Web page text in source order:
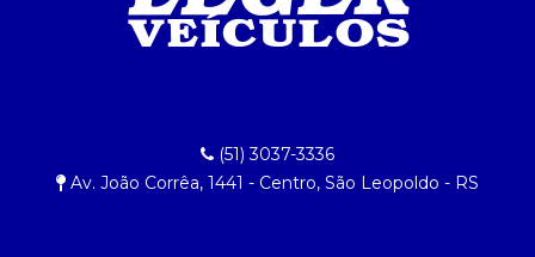
(51) 3037-3336
Av. João Corrêa, 1441 - Centro, São Leopoldo - RS